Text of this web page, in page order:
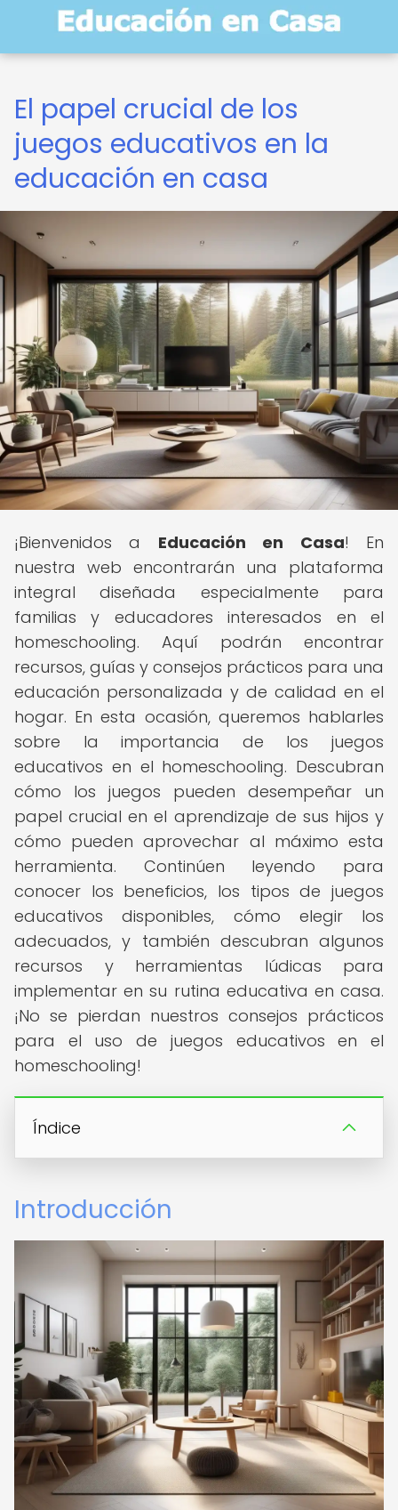
El papel crucial de los
juegos educativos en la
educación en casa
¡Bienvenidos a Educación en Casa! En
nuestra web encontrarán una plataforma
integral diseñada especialmente para
familias y educadores interesados en el
homeschooling. Aquí podrán encontrar
recursos, guías y consejos prácticos para una
educación personalizada y de calidad en el
hogar. En esta ocasión, queremos hablarles
sobre la importancia de los juegos
educativos en el homeschooling. Descubran
cómo los juegos pueden desempeñar un
papel crucial en el aprendizaje de sus hijos y
cómo pueden aprovechar al máximo esta
herramienta. Continúen leyendo para
conocer los beneficios, los tipos de juegos
educativos disponibles, cómo elegir los
adecuados, y también descubran algunos
recursos y herramientas lúdicas para
implementar en su rutina educativa en casa.
¡No se pierdan nuestros consejos prácticos
para el uso de juegos educativos en el
homeschooling!
Índice
Introducción